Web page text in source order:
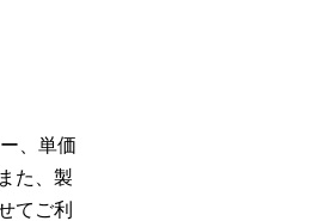
、単価
た、製
てご利